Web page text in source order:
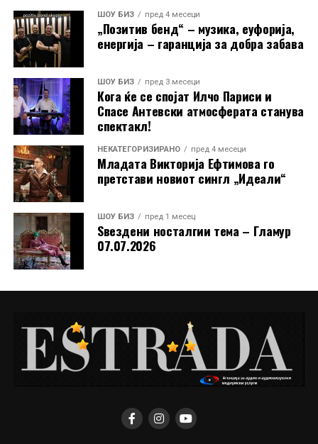
ШОУ БИЗ пред 4 месеци
„Позитив бенд“ – музика, еуфорија,
енергија – гаранција за добра забава
ШОУ БИЗ пред 3 месеци
Кога ќе се спојат Илчо Париси и
Спасе Антевски атмосферата станува
спектакл!
НЕКАТЕГОРИЗИРАНО пред 4 месеци
Младата Викторија Ефтимова го
претстави новиот сингл „Идеали“
ШОУ БИЗ пред 1 месец
Ѕвездени носталгии тема – Гламур
07.07.2026